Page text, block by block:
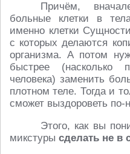
Причём,
больные клетки в
именно клетки
с которых делаются
организма. А потом
быстрее (насколько
человека) заменить
плотном теле. Тогда и
сможет выздороветь по-
Этого, как вы
микстуры сделать не в